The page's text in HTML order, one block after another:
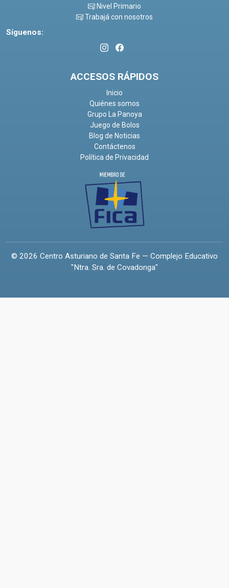
Nivel Primario
Trabajá con nosotros
Síguenos:
ACCESOS RÁPIDOS
Inicio
Quiénes somos
Grupo La Panoya
Juego de Bolos
Blog de Noticias
Contáctenos
Política de Privacidad
© 2026 Centro Asturiano de Santa Fe — Complejo Educativo
"Ntra. Sra. de Covadonga"